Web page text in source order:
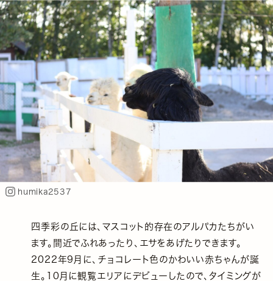
humika2537
四季彩の丘には、マスコット的存在のアルパカたちがい
ます。間近でふれあったり、エサをあげたりできます。
2022年9月に、チョコレート色のかわいい赤ちゃんが誕
生。10月に観覧エリアにデビューしたので、タイミングが